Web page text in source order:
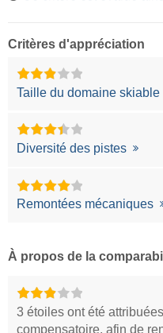
Critères d'appréciation
Taille du domaine skiable
Diversité des pistes
Remontées mécaniques
À propos de la
3 étoiles ont été
compensatoire, afin de